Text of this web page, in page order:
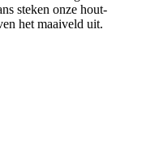
steken onze hout-
het maaiveld uit.